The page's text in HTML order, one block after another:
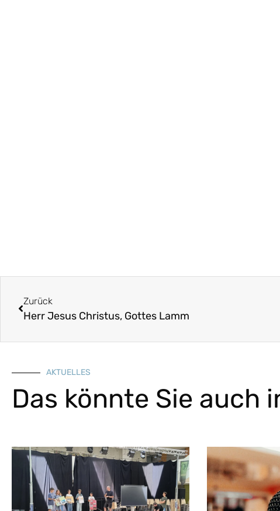
Zurück
Herr Jesus Christus, Gottes Lamm
AKTUELLES
Das könnte Sie auch